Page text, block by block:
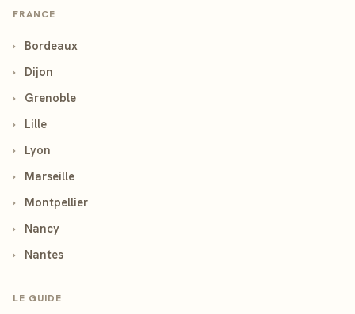
FRANCE
›
Bordeaux
›
Dijon
›
Grenoble
›
Lille
›
Lyon
›
Marseille
›
Montpellier
›
Nancy
›
Nantes
LE GUIDE